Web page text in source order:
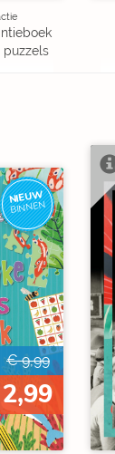
NIEUW
BINNEN
€ 9,99